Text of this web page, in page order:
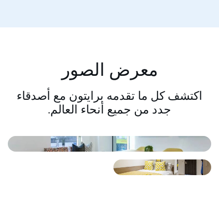
معرض الصور
اكتشف كل ما تقدمه برايتون مع أصدقاء
جدد من جميع أنحاء العالم.